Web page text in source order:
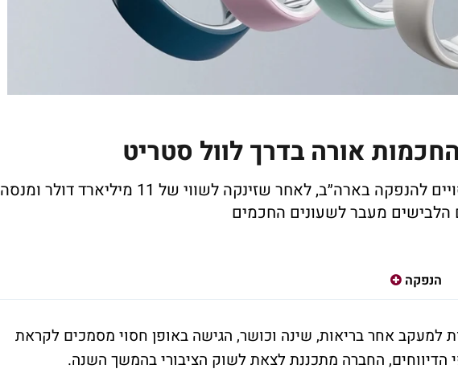
אורה בדרך לוול סטריט
החברה הגישה מסמכים חסויים להנפקה בארה״ב, לאחר שזינקה לשווי של 11 מיליארד דולר ומנסה
מעבר לשעונים החכמים
הנפקה
למעקב אחר בריאות, שינה וכושר, הגישה באופן חסוי מסמכים לקראת
הדיווחים, החברה מתכננת לצאת לשוק הציבורי בהמשך השנה.